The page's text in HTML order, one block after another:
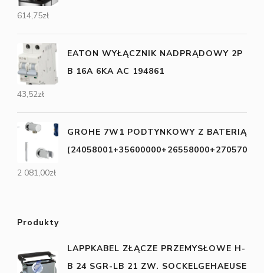
614,75zł
EATON WYŁĄCZNIK NADPRĄDOWY 2P
B 16A 6KA AC 194861
43,52zł
GROHE 7W1 PODTYNKOWY Z BATERIĄ
2 081,00zł
Produkty
LAPPKABEL ZŁĄCZE PRZEMYSŁOWE H-
B 24 SGR-LB 21 ZW. SOCKELGEHAEUSE